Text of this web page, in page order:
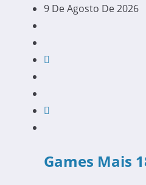
Pular
Conteúdo
9 De Agosto De 2026
Games Mais